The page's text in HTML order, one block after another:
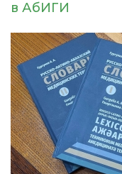
в АбИГИ